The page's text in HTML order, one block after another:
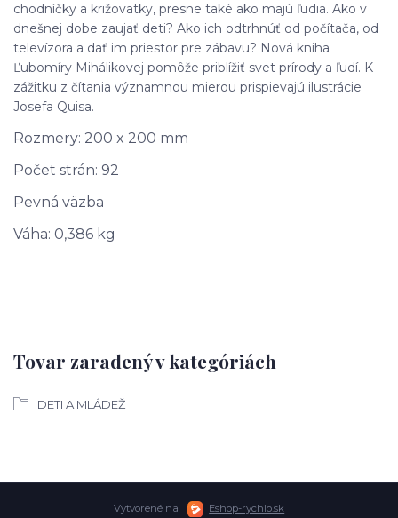
chodníčky a križovatky, presne také ako majú ľudia. Ako v
dnešnej dobe zaujať deti? Ako ich odtrhnúť od počítača, od
televízora a dať im priestor pre zábavu? Nová kniha
Ľubomíry Mihálikovej pomôže priblížiť svet prírody a ľudí. K
zážitku z čítania významnou mierou prispievajú ilustrácie
Josefa Quisa.
Rozmery: 200 x 200 mm
Počet strán: 92
Pevná väzba
Váha: 0,386 kg
Tovar zaradený v kategóriách
DETI A MLÁDEŽ
Vytvorené na Eshop-rychlo.sk